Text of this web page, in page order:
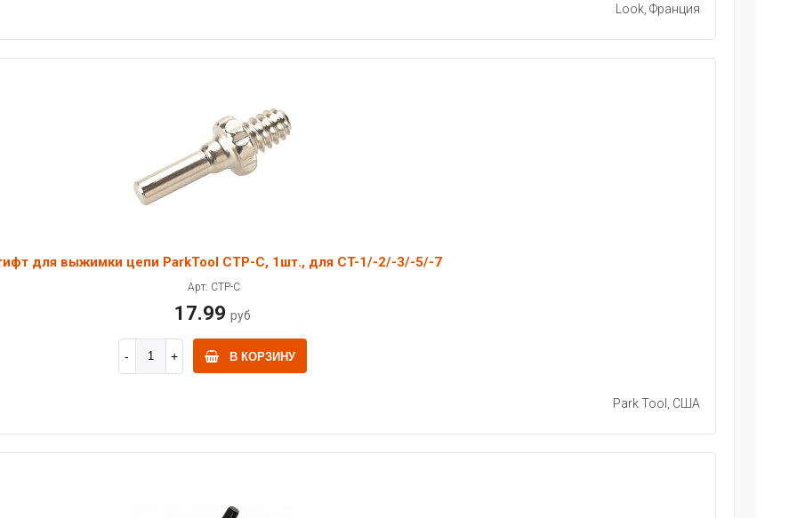
Look, Франция
для выжимки цепи ParkTool CTP-C, 1шт., для CT-1/-2/-3/-5/-7
Арт: CTP-C
17.99 руб
В КОРЗИНУ
Park Tool, США